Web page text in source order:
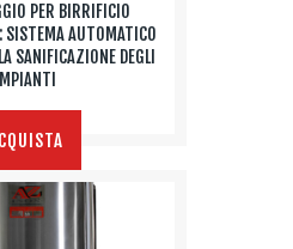
PER BIRRIFICIO
SISTEMA AUTOMATICO
SANIFICAZIONE DEGLI
IMPIANTI